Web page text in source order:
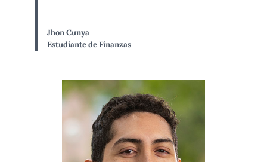
Jhon Cunya
Estudiante de Finanzas